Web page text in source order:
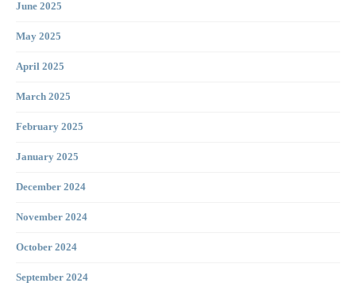
June 2025
May 2025
April 2025
March 2025
February 2025
January 2025
December 2024
November 2024
October 2024
September 2024